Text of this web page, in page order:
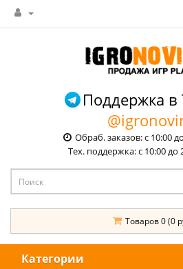
Поддержка в
Обраб. заказов: с 10:00
Тех. поддержка: с 10:00 до
Товаров 0 (0
Категории